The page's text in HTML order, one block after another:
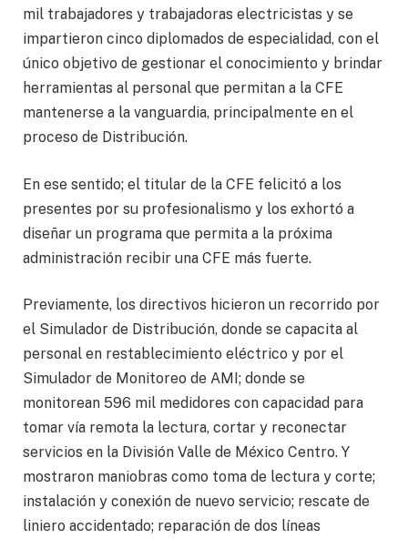
mil trabajadores y trabajadoras electricistas y se
impartieron cinco diplomados de especialidad, con el
único objetivo de gestionar el conocimiento y brindar
herramientas al personal que permitan a la CFE
mantenerse a la vanguardia, principalmente en el
proceso de Distribución.
En ese sentido; el titular de la CFE felicitó a los
presentes por su profesionalismo y los exhortó a
diseñar un programa que permita a la próxima
administración recibir una CFE más fuerte.
Previamente, los directivos hicieron un recorrido por
el Simulador de Distribución, donde se capacita al
personal en restablecimiento eléctrico y por el
Simulador de Monitoreo de AMI; donde se
monitorean 596 mil medidores con capacidad para
tomar vía remota la lectura, cortar y reconectar
servicios en la División Valle de México Centro. Y
mostraron maniobras como toma de lectura y corte;
instalación y conexión de nuevo servicio; rescate de
liniero accidentado; reparación de dos líneas